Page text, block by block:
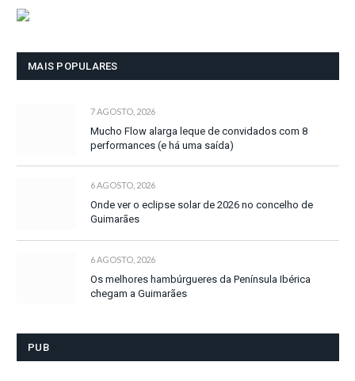
MAIS POPULARES
7 AGOSTO, 2026
Mucho Flow alarga leque de convidados com 8
performances (e há uma saída)
6 AGOSTO, 2026
Onde ver o eclipse solar de 2026 no concelho de
Guimarães
6 AGOSTO, 2026
Os melhores hambúrgueres da Península Ibérica
chegam a Guimarães
PUB